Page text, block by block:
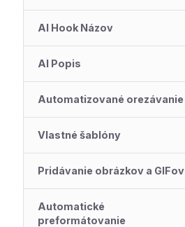
AI Hook Názov
AI Popis
Automatizované orezávanie
Vlastné šablóny
Pridávanie obrázkov a GIFov
Automatické
preformátovanie